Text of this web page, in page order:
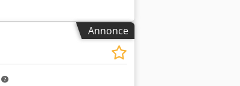
Annonce